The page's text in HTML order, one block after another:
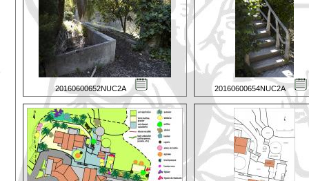
20160600652NUC2A 20160600654NUC2A